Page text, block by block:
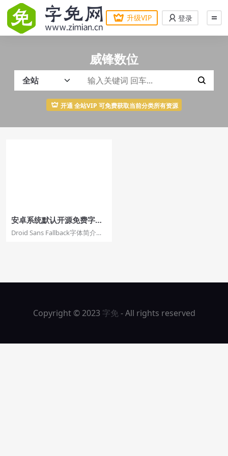
升级VIP 登录
威锋数位
开通 全站VIP 可免费获取当前分类所有资源
安卓系统默认开源免费字
体：Droid Sans Fallback
Droid Sans Fallback字体简介
Copyright © 2023 字免- All rights reserved